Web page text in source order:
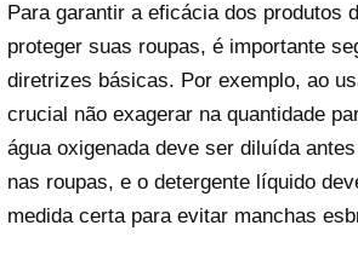
Para garantir a eficácia dos produtos
proteger suas roupas, é importante
diretrizes básicas. Por exemplo, ao
crucial não exagerar na quantidade
água oxigenada deve ser diluída
nas roupas, e o detergente líquido
medida certa para evitar manchas